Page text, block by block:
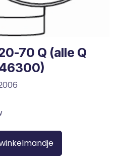
70 Q (alle Q